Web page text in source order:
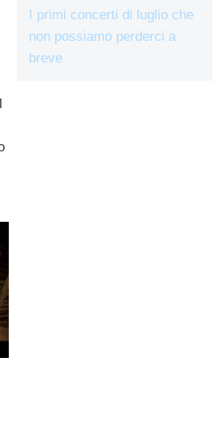
I primi concerti di luglio che
non possiamo perderci a
breve